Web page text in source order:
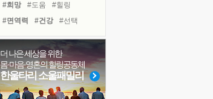
'말 타는 법'을 먼저
졸업식 사진을 보며
극심한 변비, 어깨결림, 수면 장애
아픈 아버지를 위한 공간 설계
#희망
#도움
#힐링
#면역력
#건강
#선택
#유튜브
#경험
#계획
#링컨학교
#위기
#아이들
#극복
#사람
더 나은 세상을 위한
몸·마음·영혼의 힐링공동체
한울타리 소울패밀리